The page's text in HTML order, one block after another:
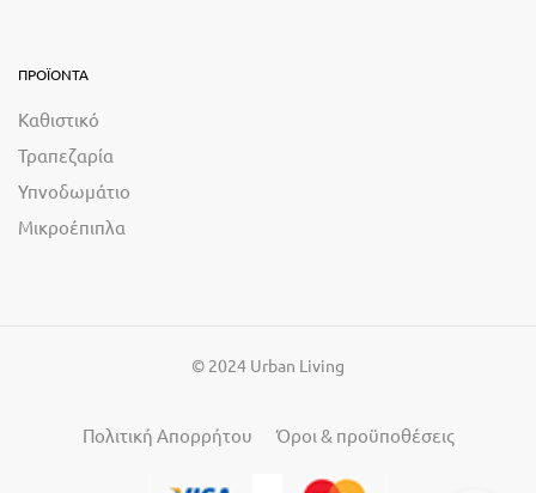
ΠΡΟΪΟΝΤΑ
Καθιστικό
Τραπεζαρία
Υπνοδωμάτιο
Μικροέπιπλα
© 2024 Urban Living
Πολιτική Απορρήτου Όροι & προϋποθέσεις